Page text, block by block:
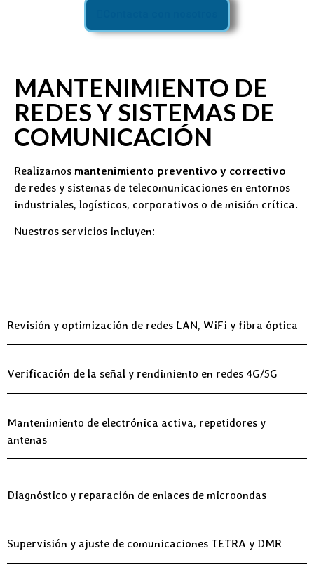
MANTENIMIENTO DE
REDES Y SISTEMAS DE
COMUNICACIÓN
Realizamos mantenimiento preventivo y correctivo
de redes y sistemas de telecomunicaciones en entornos
industriales, logísticos, corporativos o de misión crítica.
Nuestros servicios incluyen:
Revisión y optimización de redes LAN, WiFi y fibra óptica
Verificación de la señal y rendimiento en redes 4G/5G
Mantenimiento de electrónica activa, repetidores y
antenas
Diagnóstico y reparación de enlaces de microondas
Supervisión y ajuste de comunicaciones TETRA y DMR